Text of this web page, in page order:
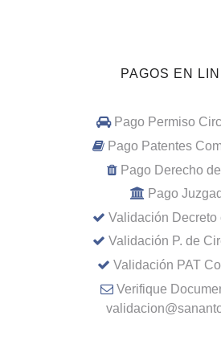
PAGOS EN
Pago Permiso
Pago Patentes
Pago Derecho
Pago
Validación Decreto
Validación P. de
Validación PAT
Verifique